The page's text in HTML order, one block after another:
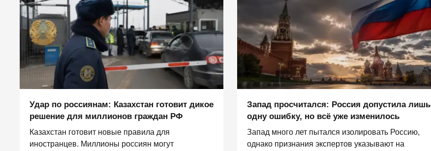
Удар по россиянам: Казахстан готовит дикое
решение для миллионов граждан РФ
Казахстан готовит новые правила для
иностранцев. Миллионы россиян могут
Запад просчитался: Россия допустила лишь
одну ошибку, но всё уже изменилось
Запад много лет пытался изолировать Россию,
однако признания экспертов указывают на